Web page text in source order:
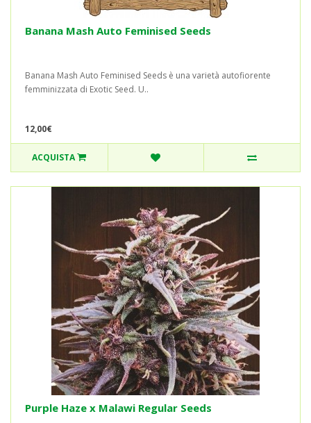
Banana Mash Auto Feminised Seeds
Banana Mash Auto Feminised Seeds è una varietà autofiorente
femminizzata di Exotic Seed. U..
12,00€
ACQUISTA
Purple Haze x Malawi Regular Seeds